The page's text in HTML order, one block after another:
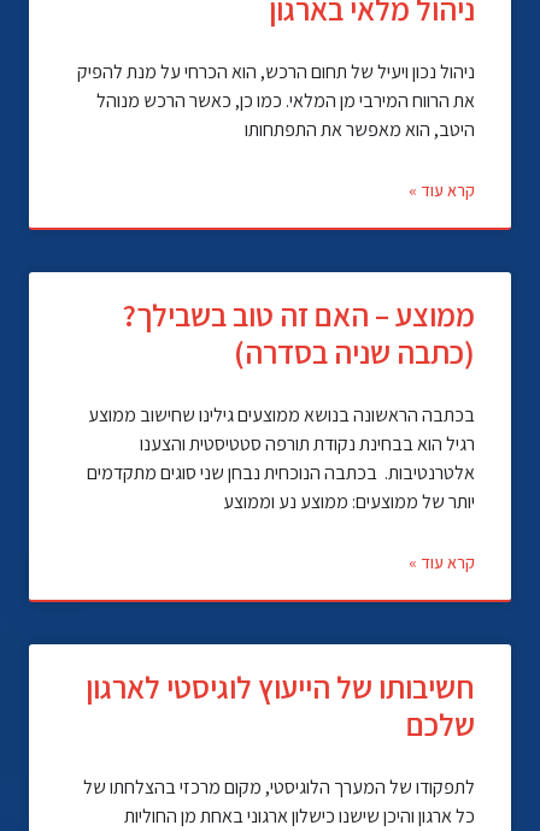
ניהול מלאי בארגון
ניהול נכון ויעיל של תחום הרכש, הוא הכרחי על מנת להפיק
את הרווח המירבי מן המלאי. כמו כן, כאשר הרכש מנוהל
היטב, הוא מאפשר את התפתחותו
קרא עוד »
ממוצע – האם זה טוב בשבילך?
(כתבה שניה בסדרה)
בכתבה הראשונה בנושא ממוצעים גילינו שחישוב ממוצע
רגיל הוא בבחינת נקודת תורפה סטטיסטית והצענו
אלטרנטיבות. בכתבה הנוכחית נבחן שני סוגים מתקדמים
יותר של ממוצעים: ממוצע נע וממוצע
קרא עוד »
חשיבותו של הייעוץ לוגיסטי לארגון
שלכם
לתפקודו של המערך הלוגיסטי, מקום מרכזי בהצלחתו של
כל ארגון והיכן שישנו כישלון ארגוני באחת מן החוליות